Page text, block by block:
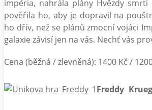
impéria, nahrála plány Hvězdy
pověřila ho, aby je dopravil na
ho dřív, než se plánů zmocní vojáci
galaxie závisí jen na vás. Nechť vás
Cena (běžná / zlevněná): 1400 Kč /
Freddy